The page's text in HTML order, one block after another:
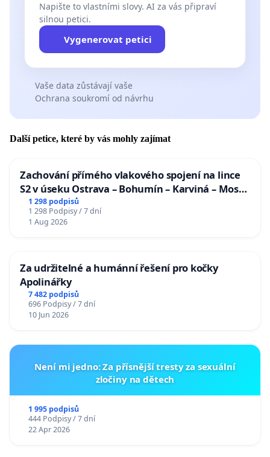
Napište to vlastními slovy. AI za vás připraví
silnou petici.
Vygenerovat petici
Vaše data zůstávají vaše
Ochrana soukromí od návrhu
Další petice, které by vás mohly zajímat
Zachování přímého vlakového spojení na lince
S2 v úseku Ostrava – Bohumín – Karviná – Mosty
u Jablunkova
1 298 podpisů
1 298 Podpisy / 7 dní
1 Aug 2026
Za udržitelné a humánní řešení pro kočky
Apolinářky
7 482 podpisů
696 Podpisy / 7 dní
10 Jun 2026
Není mi jedno: Za přísnější tresty za sexuální
zločiny na dětech
1 995 podpisů
444 Podpisy / 7 dní
22 Apr 2026